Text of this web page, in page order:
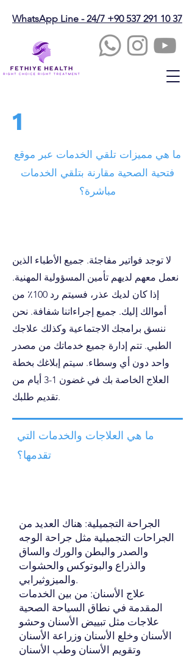
WhatsApp Line - 24/7 +90 537 291 10 37
1
ما هي مميزات تلقي الخدمات عبر موقع
فتحية الصحية مقارنة بتلقي الخدمات
مباشرة؟
لا توجد فواتير مفاجئة. جميع الأطباء الذين
نعمل معهم لديهم تأمين المسؤولية المهنية.
إذا كان لديك عذر، فسيتم رد 100٪ من
أموالك إليك. جميع إجراءاتنا شفافة. نحن
ننسق برامجك الاجتماعية وكذلك علاجك
الطبي. تتم إدارة جميع خدماتك من مصدر
واحد دون أي وسطاء. سيتم إبلاغك بخطة
العلاج الخاصة بك في غضون 1-3 أيام من
تقديم طلبك.
ما هي العلاجات والخدمات التي
تقدمها؟
الجراحة التجميلية: هناك العديد من
الجراحات التجميلية مثل جراحة الوجه
والصدر والبطن والورك والساق
والذراع والبوتوكس والحشوات
والميزوثيرابي.
علاج الأسنان: من بين الخدمات
المقدمة في نطاق السياحة الصحية
علاجات مثل تبييض الأسنان وحشو
الأسنان وخلع الأسنان وزراعة الأسنان
وتقويم الأسنان وطب الأسنان